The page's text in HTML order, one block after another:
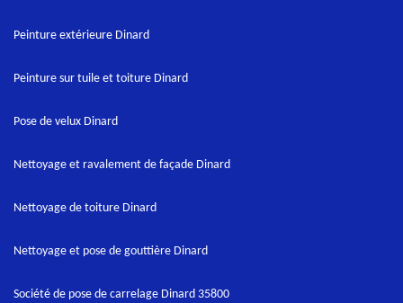
Peinture extérieure Dinard
Peinture sur tuile et toiture Dinard
Pose de velux Dinard
Nettoyage et ravalement de façade Dinard
Nettoyage de toiture Dinard
Nettoyage et pose de gouttière Dinard
Société de pose de carrelage Dinard 35800